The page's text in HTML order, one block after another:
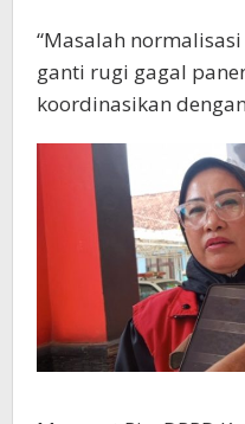
“Masalah
ganti rugi gagal
koordinasikan